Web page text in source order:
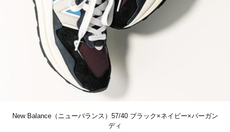
New Balance（ニューバランス）57/40 ブラック×ネイビー×バーガン
ディ